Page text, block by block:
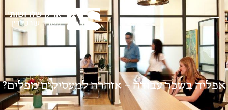
אפליה בשכר עבודה – אזהרה למעסיקים מפלים?